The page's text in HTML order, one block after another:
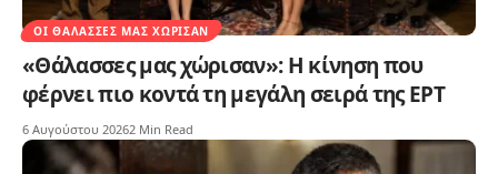
ΟΙ ΘΆΛΑΣΣΕΣ ΜΑΣ ΧΏΡΙΣΑΝ
«Θάλασσες μας χώρισαν»: Η κίνηση που
φέρνει πιο κοντά τη μεγάλη σειρά της ΕΡΤ
6 Αυγούστου 20262 Min Read